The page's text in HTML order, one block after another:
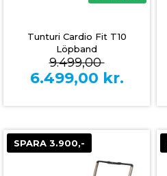
Tunturi Cardio Fit T10
Löpband
9.499,00
6.499,00 kr.
SPARA 3.900,-